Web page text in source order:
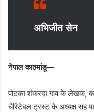
अभिजीत सेन
नेपाल काठमांडू—
पोटका शंकरदा गांव के लेखक,
चैरिटेबल ट्रस्ट के अध्यक्ष सह